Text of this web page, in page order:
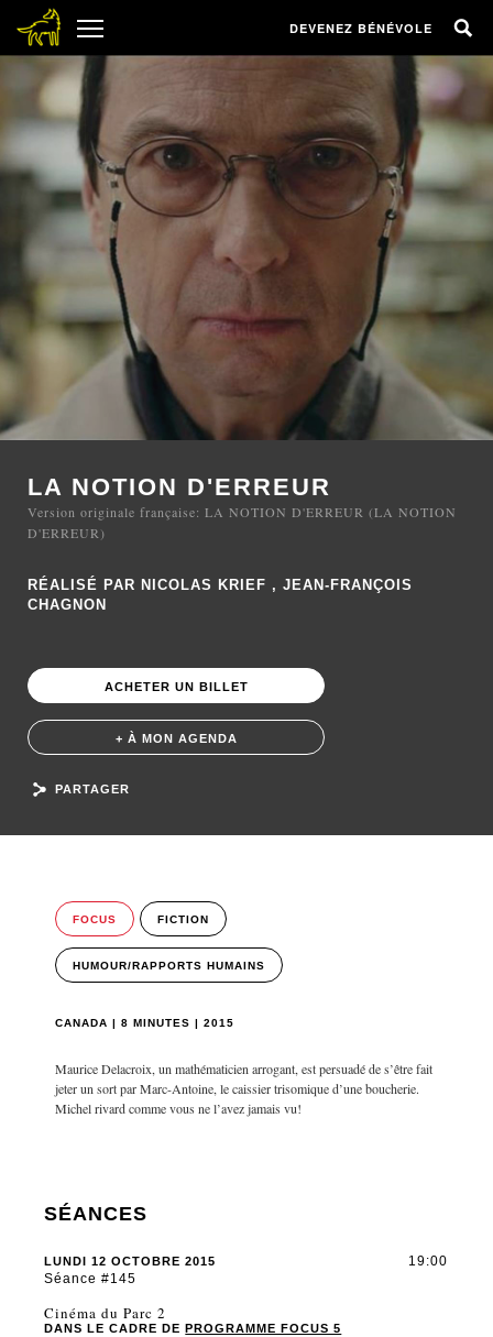
DEVENEZ BÉNÉVOLE
LA NOTION D'ERREUR
Version originale française: LA NOTION D'ERREUR (LA NOTION
D'ERREUR)
RÉALISÉ PAR NICOLAS KRIEF , JEAN-FRANÇOIS
CHAGNON
ACHETER UN BILLET
+ À MON AGENDA
PARTAGER
FOCUS FICTION
HUMOUR/RAPPORTS HUMAINS
CANADA | 8 MINUTES | 2015
Maurice Delacroix, un mathématicien arrogant, est persuadé de s’être fait
jeter un sort par Marc-Antoine, le caissier trisomique d’une boucherie.
Michel rivard comme vous ne l’avez jamais vu!
SÉANCES
LUNDI 12 OCTOBRE 2015
Séance #145
19:00
Cinéma du Parc 2
DANS LE CADRE DEPROGRAMME FOCUS 5